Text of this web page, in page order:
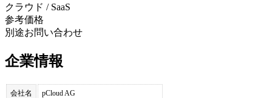
クラウド / SaaS
参考価格
別途お問い合わせ
企業情報
会社名 pCloud AG